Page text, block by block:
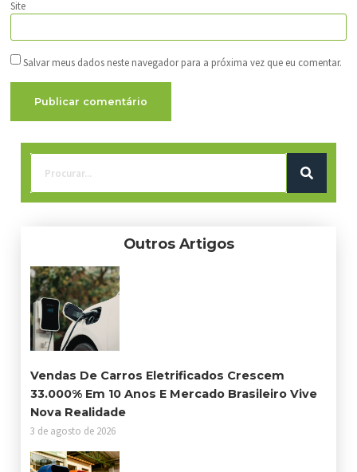
Outros Artigos
Vendas De Carros Eletrificados Crescem
33.000% Em 10 Anos E Mercado Brasileiro Vive
Nova Realidade
3 de agosto de 2026
Site
Salvar meus dados neste navegador para a próxima vez que eu comentar.